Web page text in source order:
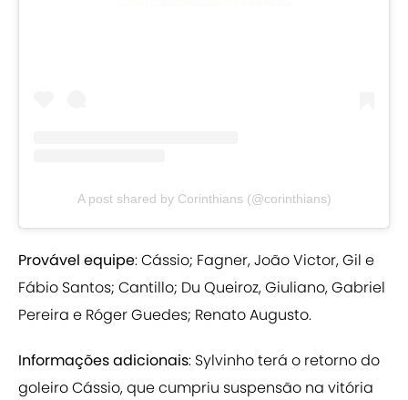
A post shared by Corinthians (@corinthians)
Provável equipe: Cássio; Fagner, João Victor, Gil e
Fábio Santos; Cantillo; Du Queiroz, Giuliano, Gabriel
Pereira e Róger Guedes; Renato Augusto.
Informações adicionais: Sylvinho terá o retorno do
goleiro Cássio, que cumpriu suspensão na vitória